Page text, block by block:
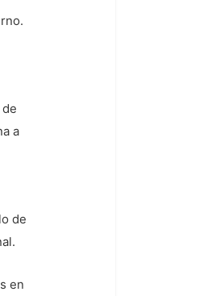
a
de
en